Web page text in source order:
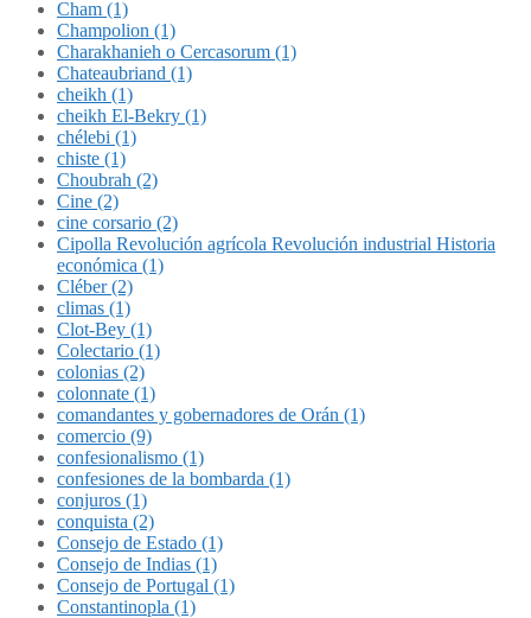
Cham (1)
Champolion (1)
Charakhanieh o Cercasorum (1)
Chateaubriand (1)
cheikh (1)
cheikh El-Bekry (1)
chélebi (1)
chiste (1)
Choubrah (2)
Cine (2)
cine corsario (2)
Cipolla Revolución agrícola Revolución industrial Historia
económica (1)
Cléber (2)
climas (1)
Clot-Bey (1)
Colectario (1)
colonias (2)
colonnate (1)
comandantes y gobernadores de Orán (1)
comercio (9)
confesionalismo (1)
confesiones de la bombarda (1)
conjuros (1)
conquista (2)
Consejo de Estado (1)
Consejo de Indias (1)
Consejo de Portugal (1)
Constantinopla (1)